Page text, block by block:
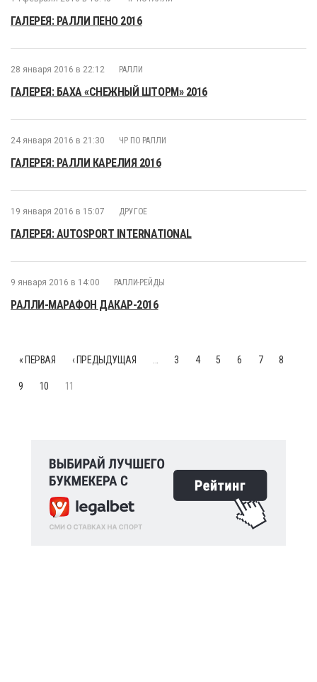
ГАЛЕРЕЯ: РАЛЛИ ПЕНО 2016
28 января 2016 в 22:12 РАЛЛИ
ГАЛЕРЕЯ: БАХА «СНЕЖНЫЙ ШТОРМ» 2016
24 января 2016 в 21:30 ЧР ПО РАЛЛИ
ГАЛЕРЕЯ: РАЛЛИ КАРЕЛИЯ 2016
19 января 2016 в 15:07 ДРУГОЕ
ГАЛЕРЕЯ: AUTOSPORT INTERNATIONAL
9 января 2016 в 14:00 РАЛЛИ-РЕЙДЫ
РАЛЛИ-МАРАФОН ДАКАР-2016
« ПЕРВАЯ ‹ ПРЕДЫДУЩАЯ 3 4 5 6 7 8
9 10 11